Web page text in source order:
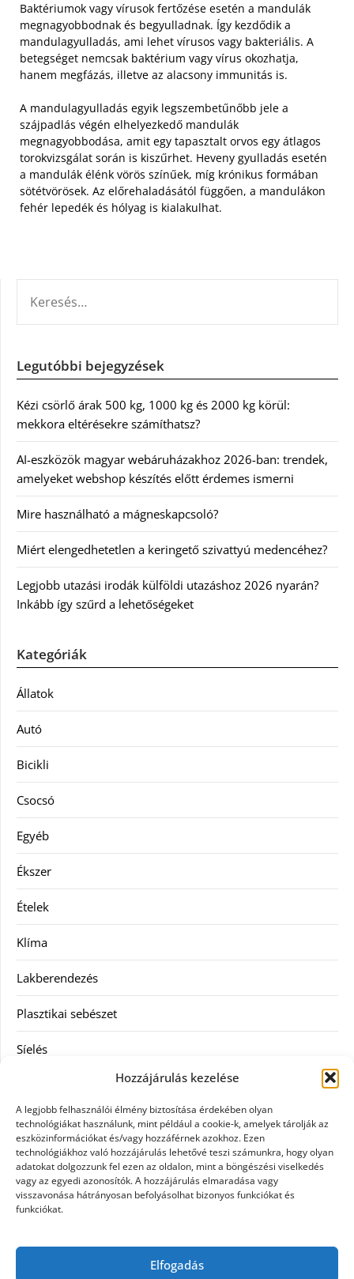
Hozzájárulás kezelése
A legjobb felhasználói élmény biztosítása érdekében olyan
technológiákat használunk, mint például a cookie-k, amelyek tárolják az
eszközinformációkat és/vagy hozzáférnek azokhoz. Ezen
technológiákhoz való hozzájárulás lehetővé teszi számunkra, hogy olyan
adatokat dolgozzunk fel ezen az oldalon, mint a böngészési viselkedés
vagy az egyedi azonosítók. A hozzájárulás elmaradása vagy
visszavonása hátrányosan befolyásolhat bizonyos funkciókat és
funkciókat.
Elfogadás
Baktériumok vagy vírusok fertőzése esetén a mandulák
megnagyobbodnak és begyulladnak. Így kezdődik a
mandulagyulladás, ami lehet vírusos vagy bakteriális. A
betegséget nemcsak baktérium vagy vírus okozhatja,
hanem megfázás, illetve az alacsony immunitás is.
A mandulagyulladás egyik legszembetűnőbb jele a
szájpadlás végén elhelyezkedő mandulák
megnagyobbodása, amit egy tapasztalt orvos egy átlagos
torokvizsgálat során is kiszűrhet. Heveny gyulladás esetén
a mandulák élénk vörös színűek, míg krónikus formában
sötétvörösek. Az előrehaladásától függően, a mandulákon
fehér lepedék és hólyag is kialakulhat.
Legutóbbi bejegyzések
Kézi csörlő árak 500 kg, 1000 kg és 2000 kg körül:
mekkora eltérésekre számíthatsz?
AI-eszközök magyar webáruházakhoz 2026-ban: trendek,
amelyeket webshop készítés előtt érdemes ismerni
Mire használható a mágneskapcsoló?
Miért elengedhetetlen a keringető szivattyú medencéhez?
Legjobb utazási irodák külföldi utazáshoz 2026 nyarán?
Inkább így szűrd a lehetőségeket
Kategóriák
Állatok
Autó
Bicikli
Csocsó
Egyéb
Ékszer
Ételek
Klíma
Lakberendezés
Plasztikai sebészet
Síelés
Táskák
Vásárlás
Webáruház